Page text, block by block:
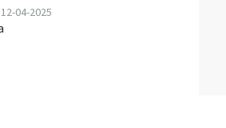
12-04-2025